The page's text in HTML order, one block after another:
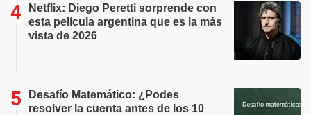
Netflix: Diego Peretti sorprende con
esta película argentina que es la más
vista de 2026
Desafío Matemático: ¿Podes
resolver la cuenta antes de los 10